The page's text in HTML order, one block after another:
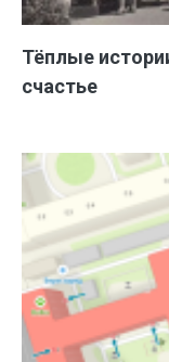
Тёплые
счастье